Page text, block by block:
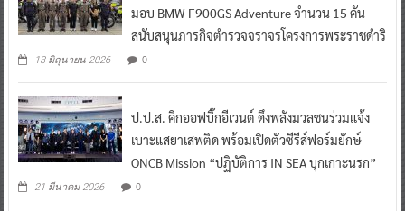
มอบ BMW F900GS Adventure จำนวน 15 คัน
สนับสนุนภารกิจตำรวจจราจรโครงการพระราชดำริ
13 มิถุนายน 2026 0
ป.ป.ส. คิกออฟบิ๊กอีเวนต์ ดึงพลังมวลชนร่วมแจ้ง
เบาะแสยาเสพติด พร้อมเปิดตัวซีรีส์ฟอร์มยักษ์
ONCB Mission “ปฏิบัติการ IN SEA บุกเกาะนรก”
21 มีนาคม 2026 0